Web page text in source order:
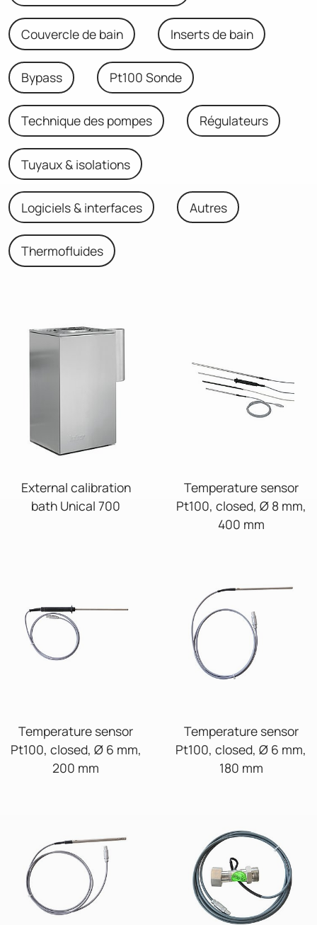
Couvercle de bain Inserts de bain
Bypass Pt100 Sonde
Technique des pompes Régulateurs
Tuyaux & isolations
Logiciels & interfaces Autres
Thermofluides
External calibration
bath Unical 700
Temperature sensor
Pt100, closed, Ø 8 mm,
400 mm
Temperature sensor
Pt100, closed, Ø 6 mm,
200 mm
Temperature sensor
Pt100, closed, Ø 6 mm,
180 mm